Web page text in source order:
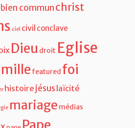
bien communchrist
ciel civil conclave
Dieu droit Eglise
featured foi
histoire jésus laïcité
mariage médias
Pape